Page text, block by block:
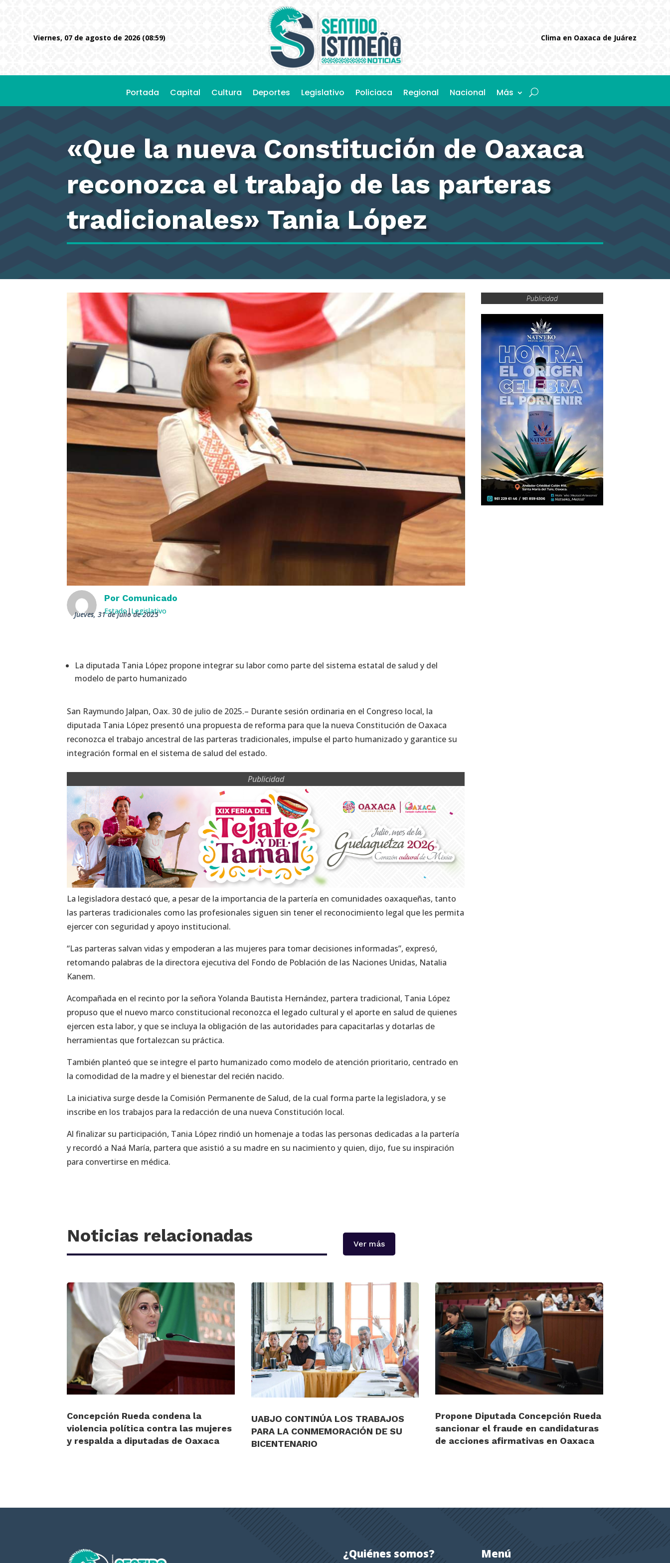
viernes, 07 de agosto de 2026 (08:59) Clima en Oaxaca de Juárez
Portada Capital Cultura Deportes Legislativo Policiaca Regional Nacional Más
«Que la nueva Constitución de Oaxaca
reconozca el trabajo de las parteras
tradicionales» Tania López
Por Comunicado
Estado| Legislativo
jueves, 31 de julio de 2025
La diputada Tania López propone integrar su labor como parte del sistema estatal de salud y del
modelo de parto humanizado
San Raymundo Jalpan, Oax. 30 de julio de 2025.– Durante sesión ordinaria en el Congreso local, la
diputada Tania López presentó una propuesta de reforma para que la nueva Constitución de Oaxaca
reconozca el trabajo ancestral de las parteras tradicionales, impulse el parto humanizado y garantice su
integración formal en el sistema de salud del estado.
Publicidad
La legisladora destacó que, a pesar de la importancia de la partería en comunidades oaxaqueñas, tanto
las parteras tradicionales como las profesionales siguen sin tener el reconocimiento legal que les permita
ejercer con seguridad y apoyo institucional.
“Las parteras salvan vidas y empoderan a las mujeres para tomar decisiones informadas”, expresó,
retomando palabras de la directora ejecutiva del Fondo de Población de las Naciones Unidas, Natalia
Kanem.
Acompañada en el recinto por la señora Yolanda Bautista Hernández, partera tradicional, Tania López
propuso que el nuevo marco constitucional reconozca el legado cultural y el aporte en salud de quienes
ejercen esta labor, y que se incluya la obligación de las autoridades para capacitarlas y dotarlas de
herramientas que fortalezcan su práctica.
También planteó que se integre el parto humanizado como modelo de atención prioritario, centrado en
la comodidad de la madre y el bienestar del recién nacido.
La iniciativa surge desde la Comisión Permanente de Salud, de la cual forma parte la legisladora, y se
inscribe en los trabajos para la redacción de una nueva Constitución local.
Al finalizar su participación, Tania López rindió un homenaje a todas las personas dedicadas a la partería
y recordó a Naá María, partera que asistió a su madre en su nacimiento y quien, dijo, fue su inspiración
para convertirse en médica.
Publicidad
Noticias relacionadas Ver más
Concepción Rueda condena la
violencia política contra las mujeres
y respalda a diputadas de Oaxaca
UABJO CONTINÚA LOS TRABAJOS
PARA LA CONMEMORACIÓN DE SU
BICENTENARIO
Propone Diputada Concepción Rueda
sancionar el fraude en candidaturas
de acciones afirmativas en Oaxaca
¿Quiénes somos? Menú